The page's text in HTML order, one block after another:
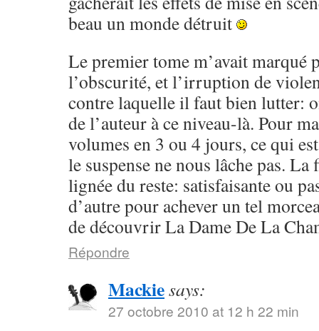
beau un monde détruit
Le premier tome m’avait marqué
l’obscurité, et l’irruption de
contre laquelle il faut bien lutter:
de l’auteur à ce niveau-là. Pour
volumes en 3 ou 4 jours, ce qui
le suspense ne nous lâche pas. La
lignée du reste: satisfaisante ou
d’autre pour achever un tel
de découvrir La Dame De La
Répondre
Mackiesays:
27 octobre 2010 at 12 h 22 min